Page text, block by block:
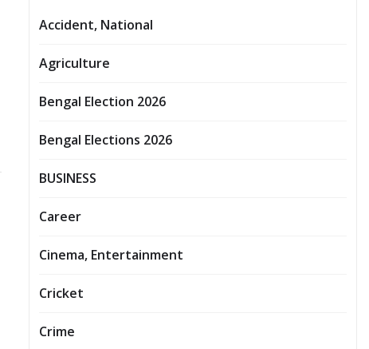
Accident, National
Agriculture
Bengal Election 2026
Bengal Elections 2026
BUSINESS
Career
Cinema, Entertainment
Cricket
Crime